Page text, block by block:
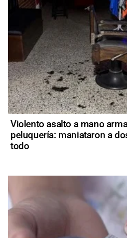
Violento asalto a mano
peluquería: maniataron a
todo